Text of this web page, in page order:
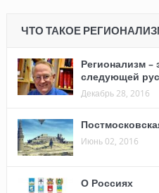
ЧТО ТАКОЕ
Регионализм –
следующей
Декабрь 28, 2016
Июнь 02, 2016
О Россиях